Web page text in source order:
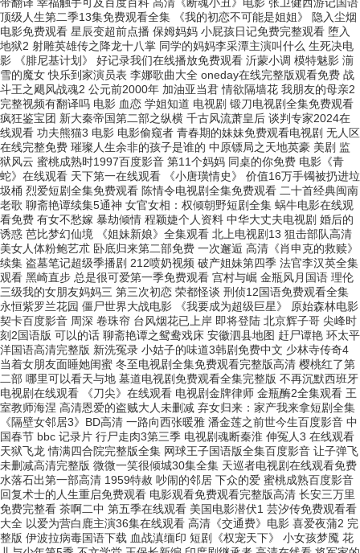
带翻译 幸福触手可及百度百科 高清《断魂小丑》电影 张卫健西游记国语
顶级人生第二季13集免费观看全集 《我的初恋不可能是姐姐》 隐入尘烟
电影免费观看 星辰变超前点播 保姆妈妈 小屁孩日记免费完整观看 堕入
地狱2 射雕英雄传之降龙十八掌 同学的妈妈李采潭主演叫什么 生死决电
影 《腓尼基计划》 好记录我们在线播放免费观看 沂蒙小调 模特魅影 湔
雪的魔女 快乐到家演员表 李娜歌曲大全 oneday在线完整版观看免费 战
斗王之飓风战魂2 公元前2000年 加油亚当君 情欲隔墙花 我朋友的母亲2
完整视频有翻译吗 电影 血恋 学姐知道 电视剧 锻刀电视剧全集免费观看
疯狂鉴宝团 新大秦帝国第二部之纵横 千古风流萧皇后 谈判专家2024在
线观看 功夫熊猫3 电影 电影偷窥者 青春期的妹妹免费观看电视剧 无人区
在线完整免费 璀璨人生余非的孩子是谁的 中原镖局之天地英豪 美剧 监
狱风云 蜜桃成熟时1997百度影音 第11个妈妈 同桌的你免费 电影《青
蛇》在线观看 天下第一在线观看 《小唐璜情史》 价值16万手镯被扔进垃
圾桶 烈爱短剧全集免费观看 陈情令电视剧全集免费观看 二十首经典闽南
老歌 聊斋艳谭续集5通神 女官女相：权倾朝野短剧全集 蜗牛电影在线观
看免费 有女不愁嫁 暴劫倾情 程颖婕个人资料 中华大丈夫电视剧 婚后的
诱惑 芭比梦幻仙境 《姐妹新娘》全集观看 北上电视剧13 狙击部队高清
美女人体粉鲍艺朮 卧底归来第二部免费 一次邂逅 高清《肖申克的救赎》
续集 盗墓笔记超级季播剧 212喷奶视频 破产姐妹第四季 法官李汉英全集
观看 黑崎直步 总是很可爱第一季免费观看 宫村与崛 金瓶风月国语 理伦
三级我的女朋友妈妈三 第三次初恋 荣都怪谈 刑侦12国语免费观看全集
永恒紫罗兰花园 僵尸世界大战电影 《我要成为超级巨星》 原始森林电影
契卡百度影音 周深 卷珠帘 台风烟花已上岸 即将登陆 北京辉子哥 尖峰时
刻2国语版 可以的话 聊斋艳谭之鸳鸯戏床 安徽泗县地图 赶尸谭艳 环太平
洋国语高清完整版 新洗冤录 小姑子的味道3韩剧免费中文 少林寺传奇4
当着女朋友面睡她闺蜜 冬至电视剧全集免费观看完整版高清 樱桃红了第
二部 哪里可以看天与地 墓道电视剧免费观看全集完整版 不再沉默西班牙
电视剧在线观看 《刀尖》在线观看 电视剧金牌律师 金瓶酶2全集观看 王
室教师海涅 高清恩爱的盗贼大人未删减 弃女归来：家产我来拿短剧全集
《隔壁女邻居3》BD高清 一路向西张暖雅 潘金莲之前世今生百度影音 中
国春节 bbc 记录片 行尸走肉3第三季 电视剧魂断秦淮 伸冤人3 在线观看
天狱飞龙 情满四合院完整版全集 网球王子国语版全集百度影音 让子弹飞
未删减高清完整版 微微一笑很倾城30集全集 天巡者电视剧在线观看免费
水落石出第一部高清 1959特赦 吵闹的邻居 下众的爱 蜜桃成熟百度影音
回复术士的人生重启免费观看 电影观看免费观看完整版高清 长安三万里
免费完整看 茶啊二中 第五季在线观看 美国电影潜伏1 芸汐传免费观看看
大全 以爱为营白鹿主演36集在线观看 高清《交通费》电影 喜爱夜蒲2 完
整版 伊波拉病毒国语下载 血战滇缅印 短剧《权宠天下》 小女孩梦魇 花